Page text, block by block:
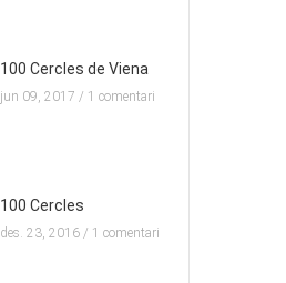
100 Cercles de Viena
jun 09, 2017 / 1 comentari
100 Cercles
des. 23, 2016 / 1 comentari